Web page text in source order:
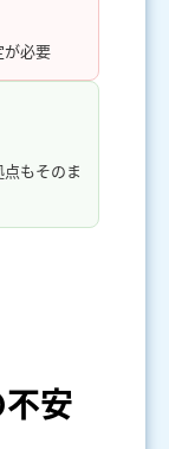
が必要
もそのま
安